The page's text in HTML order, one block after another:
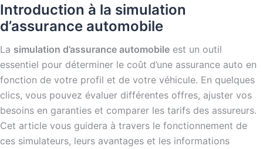
Introduction à la simulation
d’assurance automobile
La simulation d’assurance automobile est un outil
essentiel pour déterminer le coût d’une assurance auto en
fonction de votre profil et de votre véhicule. En quelques
clics, vous pouvez évaluer différentes offres, ajuster vos
besoins en garanties et comparer les tarifs des assureurs.
Cet article vous guidera à travers le fonctionnement de
ces simulateurs, leurs avantages et les informations